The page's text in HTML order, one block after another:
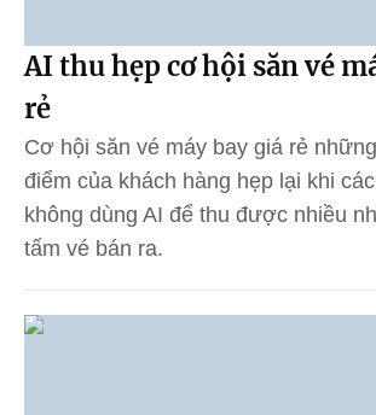
AI thu hẹp cơ hội săn vé
rẻ
Cơ hội săn vé máy bay giá rẻ
điểm của khách hàng hẹp lại khi
không dùng AI để thu được nhiều
tấm vé bán ra.